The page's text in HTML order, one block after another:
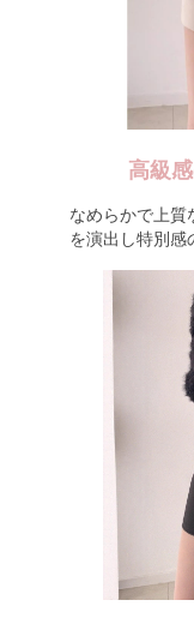
高級
なめらかで上質
を演出し特別感